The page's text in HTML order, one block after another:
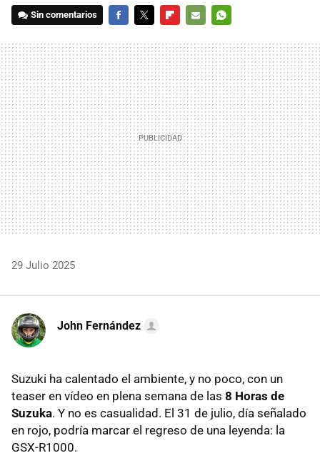
Sin comentarios
MAIL
29 Julio 2025
John Fernández
Suzuki ha calentado el ambiente, y no poco, con un
teaser en vídeo en plena semana de las 8 Horas de
Suzuka. Y no es casualidad. El 31 de julio, día señalado
en rojo, podría marcar el regreso de una leyenda: la
GSX-R1000.